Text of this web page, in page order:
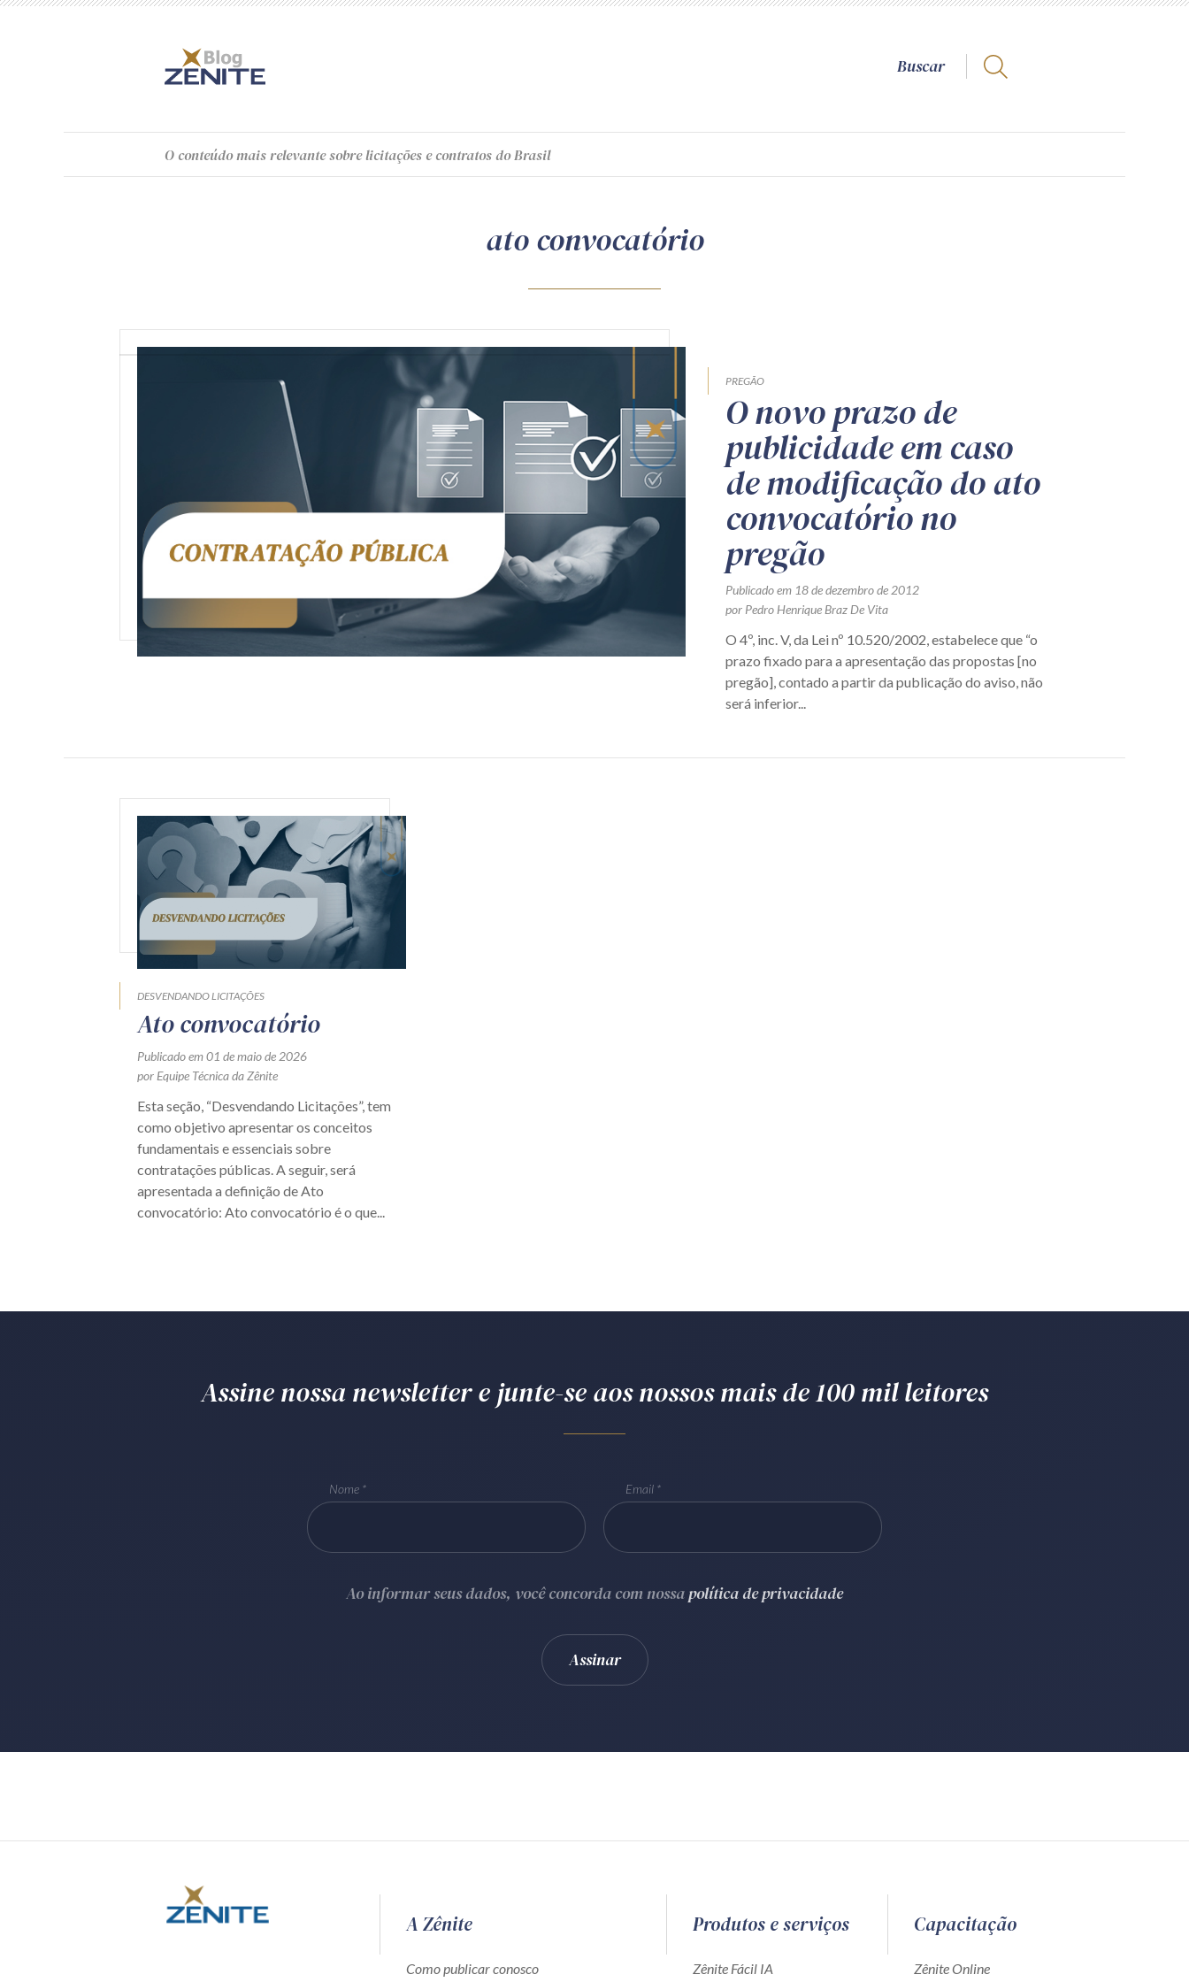
O conteúdomais relevante sobre licitações e contratos do Brasil
ato convocatório
PREGÃO
O novo prazo de
publicidade em caso
de modificação do ato
convocatório no
pregão
Publicado em 18 de dezembro de 2012
por Pedro Henrique Braz De Vita
O 4º, inc. V, da Lei nº 10.520/2002, estabelece que “o
prazo fixado para a apresentação das propostas [no
pregão], contado a partir da publicação do aviso, não
será inferior...
DESVENDANDO LICITAÇÕES
Ato convocatório
Publicado em 01 de maio de 2026
por Equipe Técnica da Zênite
Esta seção, “Desvendando Licitações”, tem
como objetivo apresentar os conceitos
fundamentais e essenciais sobre
contratações públicas. A seguir, será
apresentada a definição de Ato
convocatório: Ato convocatório é o que...
Assine nossa newsletter e junte-se aos nossos mais de 100 mil leitores
Nome Email
Ao informar seus dados, você concorda com nossapolítica de privacidade
A Zênite
Como publicar conosco
Produtos e serviços
Zênite Fácil IA
Capacitação
Zênite Online